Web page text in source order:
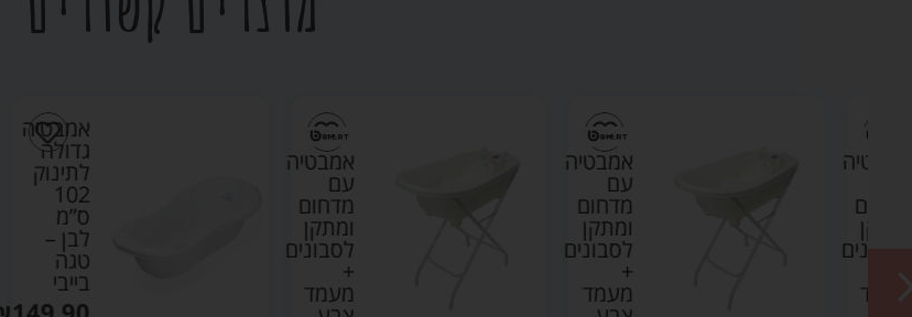
אמבטיה
מדחום
ומתקן
לסבונים
מעמד
אמבטיה
מדחום
ומתקן
לסבונים
מעמד
אמבטיה
גדולה
לתינוק
102
ס”מ
לבן –
טגה
בייבי